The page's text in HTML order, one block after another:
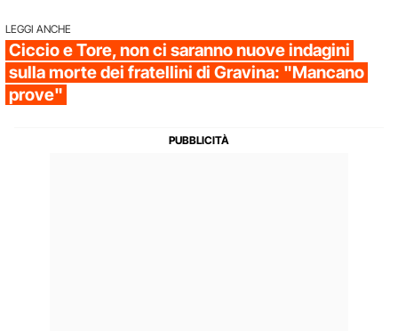
LEGGI ANCHE
Ciccio e Tore, non ci saranno nuove indagini
sulla morte dei fratellini di Gravina: "Mancano
prove"